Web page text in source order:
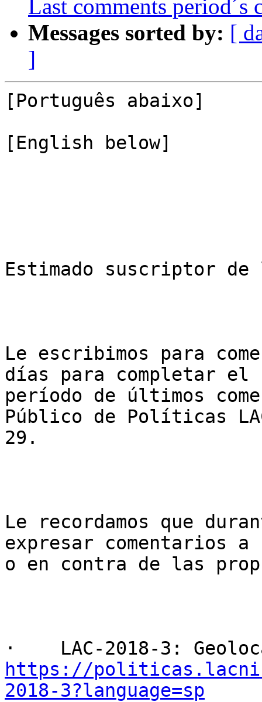
Last comments period´s
Messages sorted by: [
]
[Português abaixo]
[English below]
Estimado suscriptor
Le escribimos para
días para completar el
período de últimos
Público de Políticas
29.
Le recordamos que
expresar comentarios a
o en contra de las
https://
2018-3?language=sp